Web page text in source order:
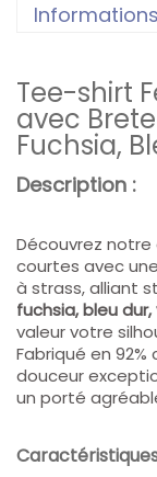
Tee-shirt
avec
Fuchsia,
Description :
Découvrez
courtes avec
à strass, alliant
fuchsia, bleu
valeur votre
Fabriqué en 92%
douceur
un porté